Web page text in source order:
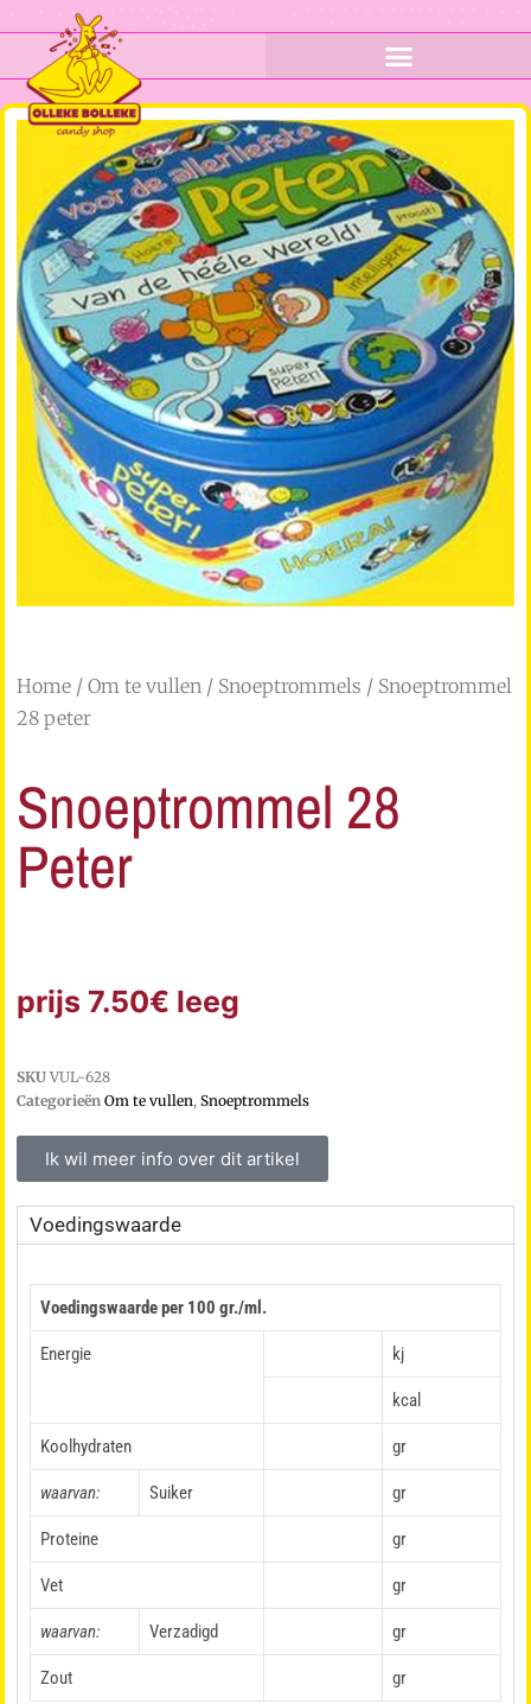
Home / Om te vullen / Snoeptrommels / Snoeptrommel
28 peter
Snoeptrommel 28
Peter
prijs 7.50€ leeg
SKU VUL-628
Categorieën Om te vullen, Snoeptrommels
Ik wil meer info over dit artikel
Voedingswaarde
Voedingswaarde per 100 gr./ml.
Energie kj
kcal
Koolhydraten gr
waarvan: Suiker gr
Proteine gr
Vet gr
waarvan: Verzadigd gr
Zout gr